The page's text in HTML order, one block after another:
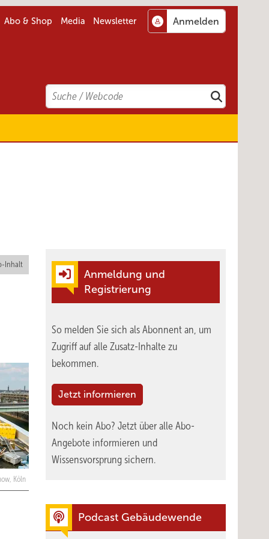
Abo & Shop Media Newsletter
Search
Suchen
Inhalt
Köln
Anmeldung und
Registrierung
So melden Sie sich als Abonnent an, um
Zugriff auf alle Zusatz-Inhalte zu
bekommen.
Jetzt informieren
Noch kein Abo? Jetzt über alle Abo-
Angebote informieren und
Wissensvorsprung sichern.
Podcast Gebäudewende